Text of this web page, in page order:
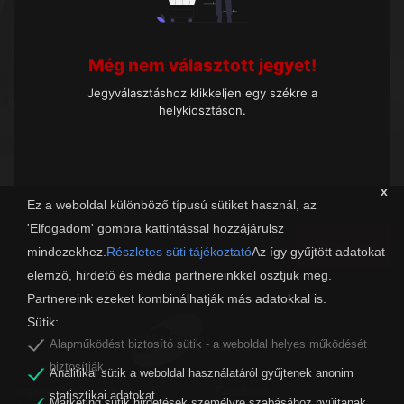
x
Ez a weboldal különböző típusú sütiket használ, az
'Elfogadom' gombra kattintással hozzájárulsz
mindezekhez. Részletes süti tájékoztatóAz így gyűjtött adatokat
elemző, hirdető és média partnereinkkel osztjuk meg.
Partnereink ezeket kombinálhatják más adatokkal is.
Sütik:
Alapműködést biztosító sütik - a weboldal helyes működését
biztosítják.
Analitikai sütik a weboldal használatáról gyűjtenek anonim
statisztikai adatokat.
Még nem választott jegyet!
Jegyválasztáshoz klikkeljen egy székre a
helykiosztáson.
Tovább
organw@zalaszam.hu